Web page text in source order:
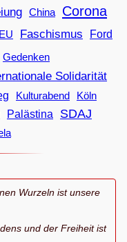
China Corona
EU Faschismus
Ford
Gedenken
Solidarität
Kulturabend
Köln
Palästina
SDAJ
Wurzeln ist unsere
und der Freiheit ist